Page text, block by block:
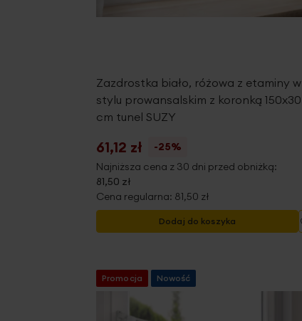
Zazdrostka biało, różowa z etaminy w
stylu prowansalskim z koronką 150x30
cm tunel SUZY
61,12 zł
-25%
Najniższa cena z 30 dni przed obniżką:
81,50 zł
Cena regularna: 81,50 zł
Dodaj do koszyka
Promocja Nowość